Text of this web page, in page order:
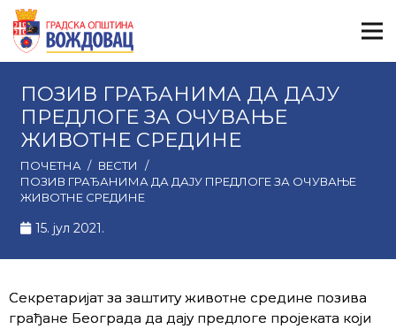
ПОЗИВ ГРАЂАНИМА ДА ДАЈУ
ПРЕДЛОГЕ ЗА ОЧУВАЊЕ
ЖИВОТНЕ СРЕДИНЕ
ПОЧЕТНА / ВЕСТИ
/
ПОЗИВ ГРАЂАНИМА ДА ДАЈУ ПРЕДЛОГЕ ЗА ОЧУВАЊЕ
ЖИВОТНЕ СРЕДИНЕ
15. јул 2021.
Секретаријат за заштиту животне средине позива
грађане Београда да дају предлоге пројеката који